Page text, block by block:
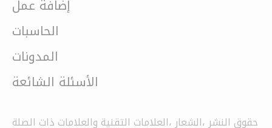
إضافة عمل
الحاسبات
المدونات
الأسئلة الشائعة
حقوق النشر ،الشعار ،العلامات التقنية والعلامات ذات الصلة